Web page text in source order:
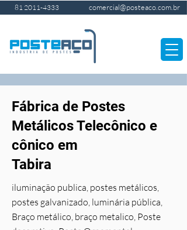
81 2011-4333 comercial@posteaco.com.br
Fábrica de Postes
Metálicos Telecônico e
cônico em
Tabira
iluminação publica, postes metálicos,
postes galvanizado, luminária pública,
Braço metálico, braço metalico, Poste